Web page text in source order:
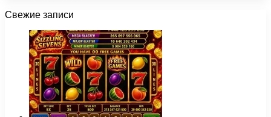
Свежие записи